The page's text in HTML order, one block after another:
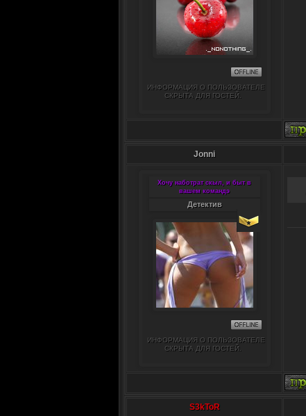
ИНФОРМАЦИЯ О ПОЛЬЗОВАТЕЛЕ
СКРЫТА ДЛЯ ГОСТЕЙ.
Jonni
Хочу наботрат скыл, и быт в
вашем командэ
Детектив
ИНФОРМАЦИЯ О ПОЛЬЗОВАТЕЛЕ
СКРЫТА ДЛЯ ГОСТЕЙ.
S3kToR